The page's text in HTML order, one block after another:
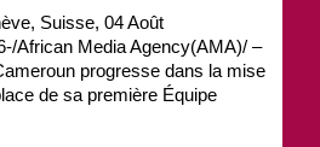
Suisse, 04 Août
African Media Agency(AMA)/ –
progresse dans la mise
de sa première Équipe